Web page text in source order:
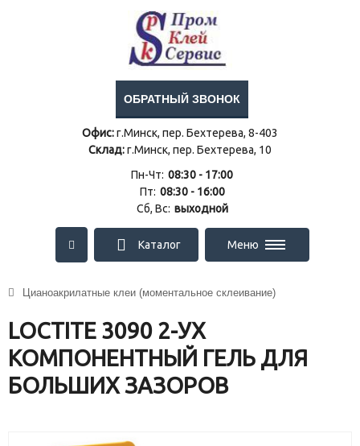
ОБРАТНЫЙ ЗВОНОК
Офис:г.Минск, пер. Бехтерева, 8-403
Склад:г.Минск, пер. Бехтерева, 10
Пн-Чт: 08:30 - 17:00
Пт: 08:30 - 16:00
Сб, Вс: выходной
Каталог Меню
Цианоакрилатные клеи (моментальное склеивание)
LOCTITE 3090 2-УХ
КОМПОНЕНТНЫЙ ГЕЛЬ ДЛЯ
БОЛЬШИХ ЗАЗОРОВ